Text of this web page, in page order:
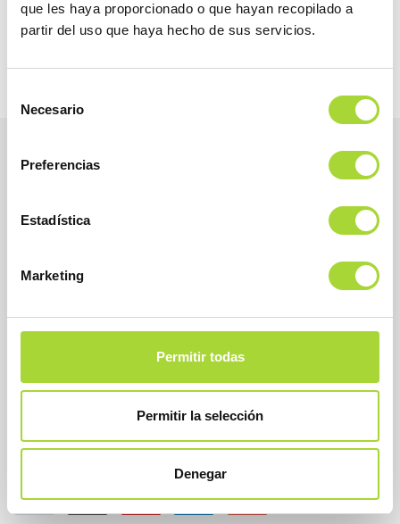
que les haya proporcionado o que hayan recopilado a
partir del uso que haya hecho de sus servicios.
Necesario
Preferencias
Estadística
Marketing
Permitir todas
Permitir la selección
Denegar
Dirección
Teléfono : +34 91 864 31 32